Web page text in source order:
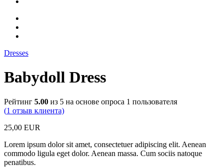
Dresses
Babydoll Dress
Рейтинг 5.00 из 5 на основе опроса 1 пользователя
(1 отзыв клиента)
25,00 EUR
Lorem ipsum dolor sit amet, consectetuer adipiscing elit. Aenean
commodo ligula eget dolor. Aenean massa. Cum sociis natoque
penatibus.